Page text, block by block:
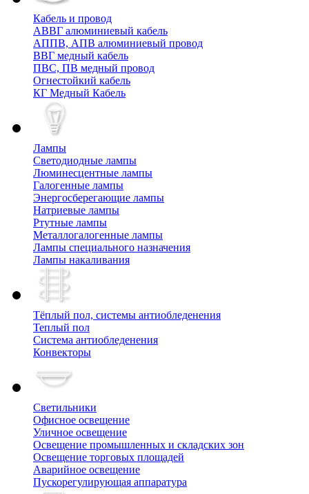
Кабель и провод
АВВГ алюминиевый кабель
АППВ, АПВ алюминиевый провод
ВВГ медный кабель
ПВС, ПВ медный провод
Огнестойкий кабель
КГ Медный Кабель
Лампы
Cветодиодные лампы
Люминесцентные лампы
Галогенные лампы
Энергосберегающие лампы
Натриевые лампы
Ртутные лампы
Металлогалогенные лампы
Лампы специального назначения
Лампы накаливания
Тёплый пол, cистемы антиобледенения
Теплый пол
Система антиобледенения
Конвекторы
Светильники
Офисное освещение
Уличное освещение
Освещение промышленных и складских зон
Освещение торговых площадей
Аварийное освещение
Пускорегулирующая аппаратура